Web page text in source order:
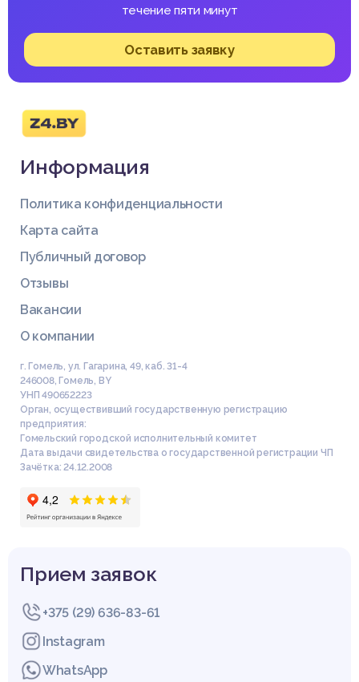
течение пяти минут
Оставить заявку
Информация
Политика конфиденциальности
Карта сайта
Публичный договор
Отзывы
Вакансии
О компании
г. Гомель, ул. Гагарина, 49, каб. 31-4
246008, Гомель, BY
УНП 490652223
Орган, осуществивший государственную регистрацию
предприятия:
Гомельский городской исполнительный комитет
Дата выдачи свидетельства о государственной регистрации ЧП
Зачётка: 24.12.2008
Прием заявок
+375 (29) 636-83-61
Instagram
WhatsApp